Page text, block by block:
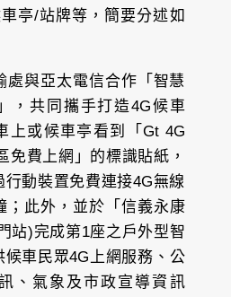
亭/站牌等，簡要分述如
處與亞太電信合作「智慧
，共同攜手打造4G候車
上或候車亭看到「Gt 4G
免費上網」的標識貼紙，
行動裝置免費連接4G無線
；此外，並於「信義永康
站)完成第1座之戶外型智
候車民眾4G上網服務、公
、氣象及市政宣導資訊